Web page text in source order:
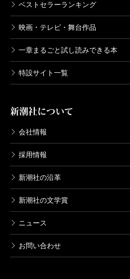
ベストセラーランキング
映画・テレビ・舞台作品
一章まるごと試し読みできる本
特設サイト一覧
新潮社について
会社情報
採用情報
新潮社の沿革
新潮社の文学賞
ニュース
お問い合わせ